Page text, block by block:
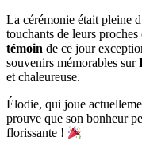
La cérémonie était pleine
touchants de leurs
témoin de ce jour
souvenirs mémorables sur
et chaleureuse.
Élodie, qui joue
prouve que son bonheur
florissante !